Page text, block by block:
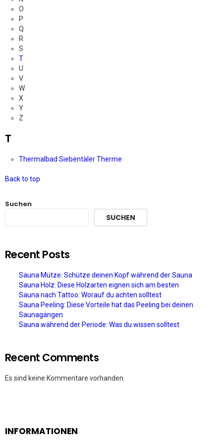
O
P
Q
R
S
T
U
V
W
X
Y
Z
T
Thermalbad Siebentäler Therme
Back to top
Suchen
SUCHEN
Recent Posts
Sauna Mütze: Schütze deinen Kopf während der Sauna
Sauna Holz: Diese Holzarten eignen sich am besten
Sauna nach Tattoo: Worauf du achten solltest
Sauna Peeling: Diese Vorteile hat das Peeling bei deinen
Saunagängen
Sauna während der Periode: Was du wissen solltest
Recent Comments
Es sind keine Kommentare vorhanden.
INFORMATIONEN